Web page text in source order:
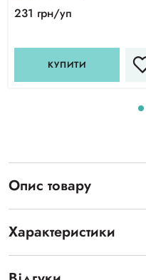
231 грн/уп
КУПИТИ
Опис товару
Характеристики